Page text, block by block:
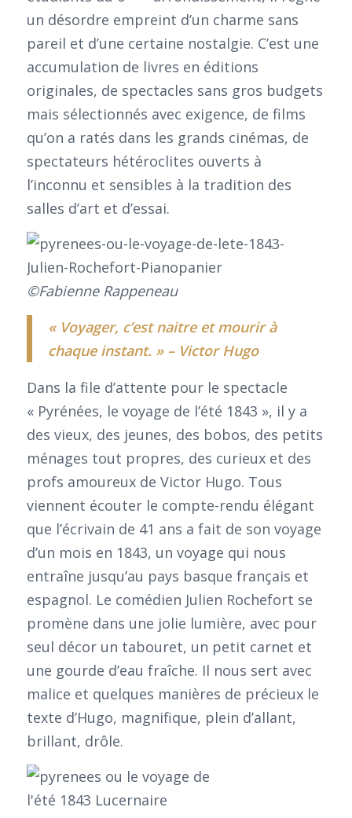
un désordre empreint d’un charme sans
pareil et d’une certaine nostalgie. C’est une
accumulation de livres en éditions
originales, de spectacles sans gros budgets
mais sélectionnés avec exigence, de films
qu’on a ratés dans les grands cinémas, de
spectateurs hétéroclites ouverts à
l’inconnu et sensibles à la tradition des
salles d’art et d’essai.
©Fabienne Rappeneau
« Voyager, c’est naitre et mourir à
chaque instant. » – Victor Hugo
Dans la file d’attente pour le spectacle
« Pyrénées, le voyage de l’été 1843 », il y a
des vieux, des jeunes, des bobos, des petits
ménages tout propres, des curieux et des
profs amoureux de Victor Hugo. Tous
viennent écouter le compte-rendu élégant
que l’écrivain de 41 ans a fait de son voyage
d’un mois en 1843, un voyage qui nous
entraîne jusqu’au pays basque français et
espagnol. Le comédien Julien Rochefort se
promène dans une jolie lumière, avec pour
seul décor un tabouret, un petit carnet et
une gourde d’eau fraîche. Il nous sert avec
malice et quelques manières de précieux le
texte d’Hugo, magnifique, plein d’allant,
brillant, drôle.